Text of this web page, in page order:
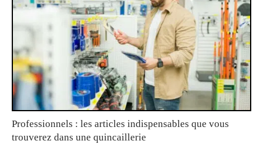
Professionnels : les articles indispensables que vous
trouverez dans une quincaillerie